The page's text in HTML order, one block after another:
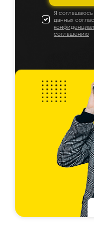
Я соглашаюсь
данных
соглашению